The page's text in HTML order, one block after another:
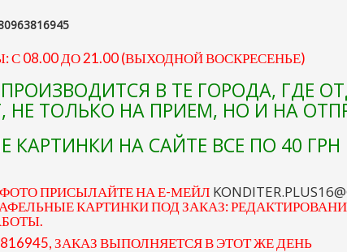
С 08.00 ДО 21.00 (ВЫХОДНОЙ ВОСКРЕСЕНЬЕ)
В ТЕ ГОРОДА, ГДЕ
НЕ ТОЛЬКО НА ПРИЕМ, НО И НА
КАРТИНКИ НА САЙТЕ ВСЕ ПО 40 ГРН
ПРИСЫЛАЙТЕ НА Е-МЕЙЛ
КАРТИНКИ ПОД ЗАКАЗ:
ЗАКАЗ ВЫПОЛНЯЕТСЯ В ЭТОТ ЖЕ ДЕНЬ